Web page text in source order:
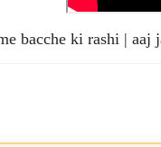
bacche ki rashi | aaj